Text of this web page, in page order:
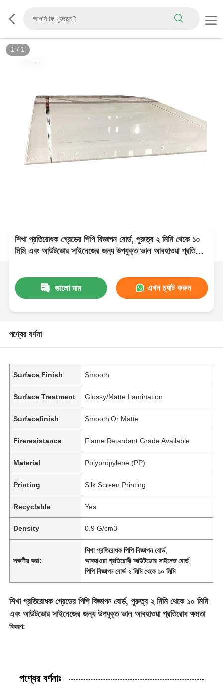
1 / 1
শিখা প্রতিরোধক গ্রেডের পিপি বিজ্ঞাপন বোর্ড, পুরুত্ব ২ মিমি থেকে ১০
মিমি এবং আউটডোর সাইনেজের জন্য উপযুক্ত ভাল আবহাওয়া প্রতিরোধ
ভালো দাম এখন চ্যাট করুন
পণ্যের বর্ণনা
Surface Finish Smooth
Surface Treatment Glossy/Matte Lamination
Surfacefinish Smooth Or Matte
Fireresistance Flame Retardant Grade Available
Material Polypropylene (PP)
Printing Silk Screen Printing
Recyclable Yes
Density 0.9 G/cm3
লক্ষণীয় করা:
শিখা প্রতিরোধক পিপি বিজ্ঞাপন বোর্ড,
আবহাওয়া প্রতিরোধী আউটডোর সাইনেজ বোর্ড,
পিপি বিজ্ঞাপন বোর্ড ২ মিমি থেকে ১০ মিমি
শিখা প্রতিরোধক গ্রেডের পিপি বিজ্ঞাপন বোর্ড, পুরুত্ব ২ মিমি থেকে ১০ মিমি
এবং আউটডোর সাইনেজের জন্য উপযুক্ত ভাল আবহাওয়া প্রতিরোধ ক্ষমতা
বিবরণ:
পণ্যের বর্ণনাঃ